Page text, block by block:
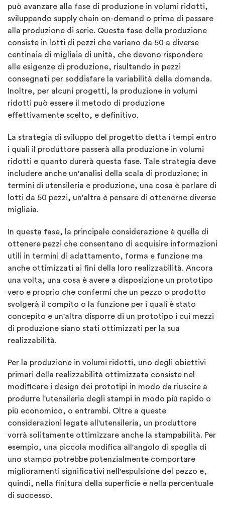
può avanzare alla fase di produzione in volumi ridotti,
sviluppando supply chain on-demand o prima di passare
alla produzione di serie. Questa fase della produzione
consiste in lotti di pezzi che variano da 50 a diverse
centinaia di migliaia di unità, che devono rispondere
alle esigenze di produzione, risultando in pezzi
consegnati per soddisfare la variabilità della domanda.
Inoltre, per alcuni progetti, la produzione in volumi
ridotti può essere il metodo di produzione
effettivamente scelto, e definitivo.
La strategia di sviluppo del progetto detta i tempi entro
i quali il produttore passerà alla produzione in volumi
ridotti e quanto durerà questa fase. Tale strategia deve
includere anche un'analisi della scala di produzione; in
termini di utensileria e produzione, una cosa è parlare di
lotti da 50 pezzi, un'altra è pensare di ottenerne diverse
migliaia.
In questa fase, la principale considerazione è quella di
ottenere pezzi che consentano di acquisire informazioni
utili in termini di adattamento, forma e funzione ma
anche ottimizzati ai fini della loro realizzabilità. Ancora
una volta, una cosa è avere a disposizione un prototipo
vero e proprio che confermi che un pezzo o prodotto
svolgerà il compito o la funzione per i quali è stato
concepito e un'altra disporre di un prototipo i cui mezzi
di produzione siano stati ottimizzati per la sua
realizzabilità.
Per la produzione in volumi ridotti, uno degli obiettivi
primari della realizzabilità ottimizzata consiste nel
modificare i design dei prototipi in modo da riuscire a
produrre l'utensileria degli stampi in modo più rapido o
più economico, o entrambi. Oltre a queste
considerazioni legate all'utensileria, un produttore
vorrà solitamente ottimizzare anche la stampabilità. Per
esempio, una piccola modifica all'angolo di spoglia di
uno stampo potrebbe potenzialmente comportare
miglioramenti significativi nell'espulsione del pezzo e,
quindi, nella finitura della superficie e nella percentuale
di successo.